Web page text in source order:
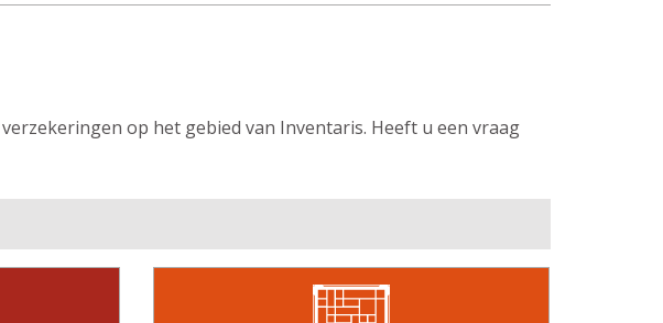
op het gebied van Inventaris. Heeft u een vraag